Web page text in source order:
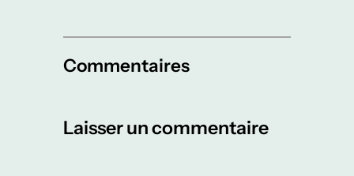
Commentaires
Laisser un commentaire